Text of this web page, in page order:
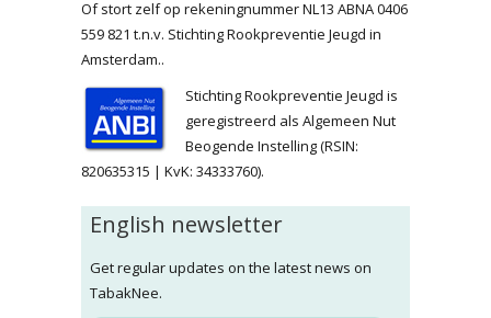
Of stort zelf op rekeningnummer NL13 ABNA 0406
559 821 t.n.v. Stichting Rookpreventie Jeugd in
Amsterdam..
Stichting Rookpreventie Jeugd is
geregistreerd als Algemeen Nut
Beogende Instelling (RSIN:
820635315 | KvK: 34333760).
English newsletter
Get regular updates on the latest news on
TabakNee.